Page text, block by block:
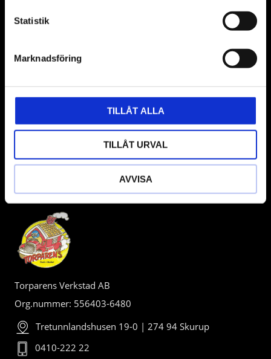
Statistik
Marknadsföring
TILLÅT ALLA
TILLÅT URVAL
AVVISA
& däckmaskiner och Master luftmaskiner. Kontakta oss
kunden.
BUTIK
Torparens Verkstad AB
Org.nummer: 556403-6480
Tretunnlandshusen 19-0 | 274 94 Skurup
0410-222 22